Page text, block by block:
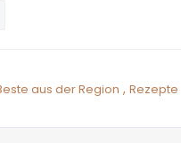
aus der Region , Rezepte